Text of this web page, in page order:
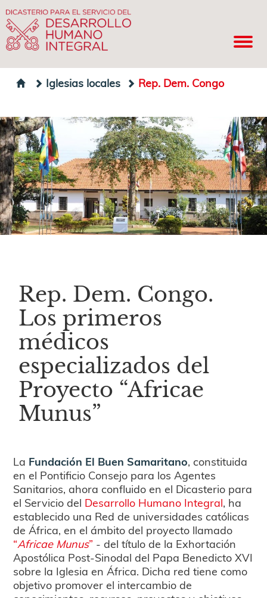
Iglesias locales Rep. Dem. Congo
Rep. Dem. Congo.
Los primeros
médicos
especializados del
Proyecto “Africae
Munus”
La Fundación El Buen Samaritano, constituida
en el Pontificio Consejo para los Agentes
Sanitarios, ahora confluido en el Dicasterio para
el Servicio del Desarrollo Humano Integral, ha
establecido una Red de universidades católicas
de África, en el ámbito del proyecto llamado
“Africae Munus” - del título de la Exhortación
Apostólica Post-Sinodal del Papa Benedicto XVI
sobre la Iglesia en África. Dicha red tiene como
objetivo promover el intercambio de